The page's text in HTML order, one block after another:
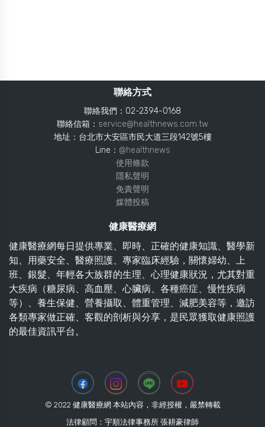
聯絡方式
聯絡我們：02-2394-0168
聯絡信箱： service@healthnews.com.tw
地址：台北市大安區市民大道三段142號5樓
Line： @healthnews
使用條款
隱私聲明
免責聲明
媒體投稿
健康醫療網
健康醫療網每日提供專業、即時、正確的健康知識、醫學新
知、用藥安全、醫療照護、專家臨床經驗，關懷婦幼、上
班、銀髮、年輕各大族群的生理、心理健康狀況，尤其對重
大疾病（糖尿病、高血壓、心臟病、各種癌症、慢性疾病
等）、養生保健、營養攝取、體重管理、減肥美容等，邀訪
各類專家做正確、客觀的剖析與分享，是民眾獲取健康照護
的最佳資訊平台。
© 2022 健康醫療網 本站內容，非經授權，嚴禁轉載
法律顧問：宇順法律事務所 張耕豪律師